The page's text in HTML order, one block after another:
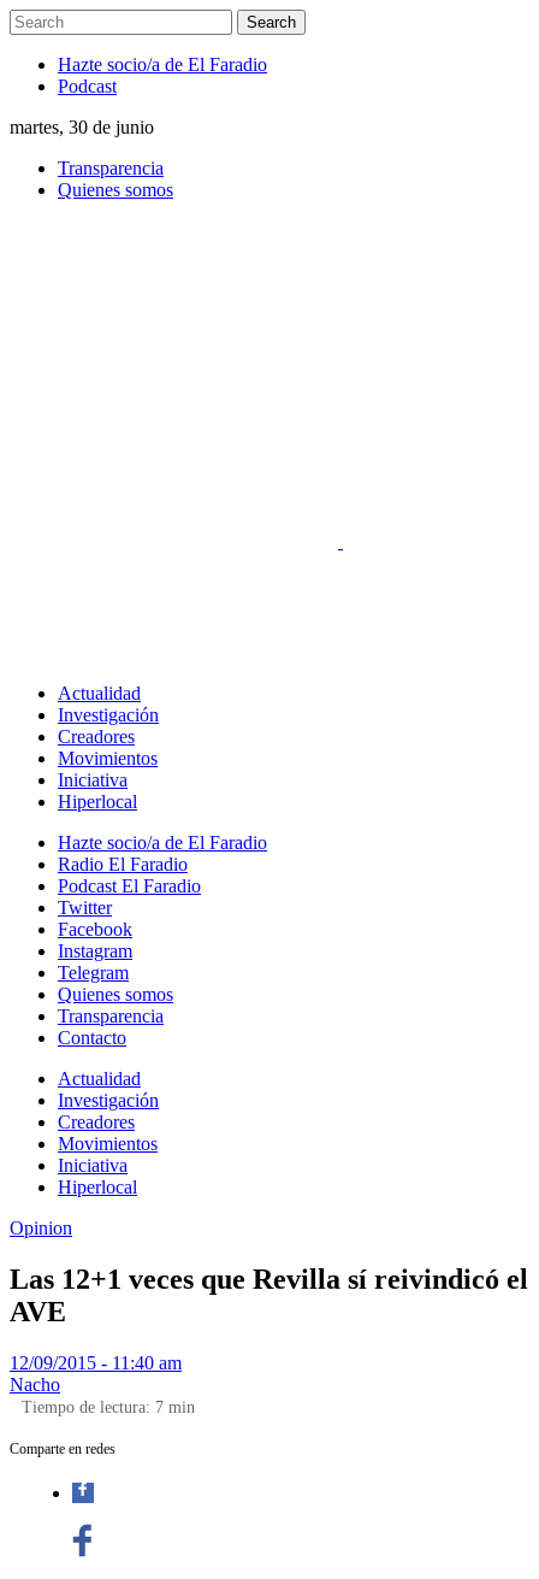
Hazte socio/a de El Faradio
Podcast
martes, 30 de junio
Transparencia
Quienes somos
Actualidad
Investigación
Creadores
Movimientos
Iniciativa
Hiperlocal
Hazte socio/a de El Faradio
Radio El Faradio
Podcast El Faradio
Twitter
Facebook
Instagram
Telegram
Quienes somos
Transparencia
Contacto
Actualidad
Investigación
Creadores
Movimientos
Iniciativa
Hiperlocal
Opinion
Las 12+1 veces que Revilla sí reivindicó el
AVE
12/09/2015 - 11:40 am
Nacho
Tiempo de lectura: 7 min
Comparte en redes